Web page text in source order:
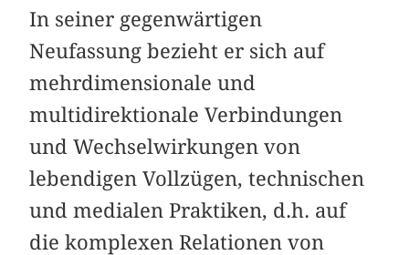
In seiner gegenwärtigen
Neufassung bezieht er sich auf
mehr­dimensionale und
multidirektionale Verbindungen
und Wechselwirkungen von
lebendigen Vollzügen, technischen
und medialen Praktiken, d.h. auf
die komplexen Relationen von